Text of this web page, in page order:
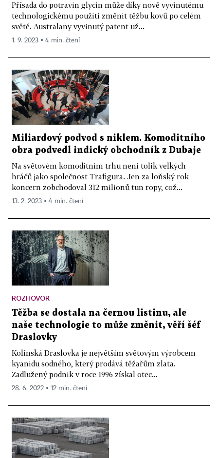
Přísada do potravin glycin může díky nově vyvinutému
technologickému použití změnit těžbu kovů po celém
světě. Australany vyvinutý patent už...
1. 9. 2023 ▪ 4 min. čtení
Miliardový podvod s niklem. Komoditního
obra podvedl indický obchodník z Dubaje
Na světovém komoditním trhu není tolik velkých
hráčů jako společnost Trafigura. Jen za loňský rok
koncern zobchodoval 312 milionů tun ropy, což...
13. 2. 2023 ▪ 4 min. čtení
ROZHOVOR
Těžba se dostala na černou listinu, ale
naše technologie to může změnit, věří šéf
Draslovky
Kolínská Draslovka je největším světovým výrobcem
kyanidu sodného, který prodává těžařům zlata.
Zadlužený podnik v roce 1996 získal otec...
28. 6. 2022 ▪ 12 min. čtení